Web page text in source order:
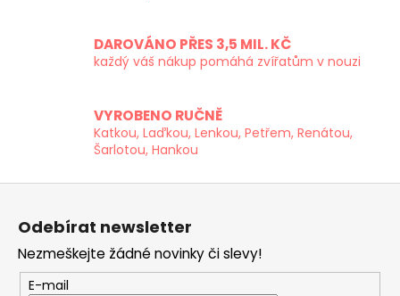
í
p
v
k
ý
s
u
DAROVÁNO PŘES 3,5 MIL. KČ
každý váš nákup pomáhá zvířatům v nouzi
VYROBENO RUČNĚ
Katkou, Laďkou, Lenkou, Petřem, Renátou,
Šarlotou, Hankou
Odebírat newsletter
Nezmeškejte žádné novinky či slevy!
E-mail